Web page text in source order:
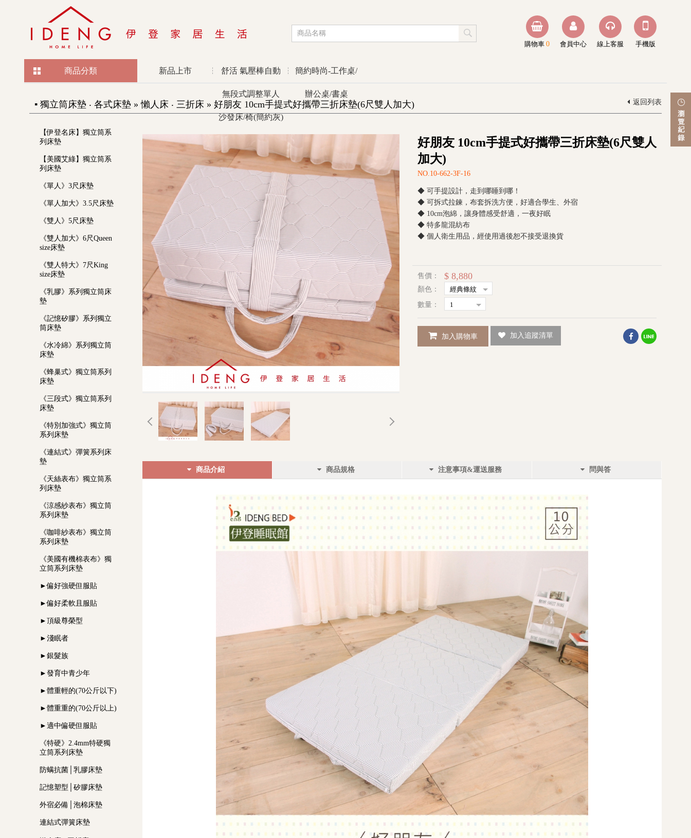
手機版
線上客服
會員中心
購物車 0
商品分類 新品上市 舒活 氣壓棒自動
無段式調整單人
沙發床/椅(簡約灰)
簡約時尚-工作桌/
辦公桌/書桌
▪ 獨立筒床墊 ‧ 各式床墊 » 懶人床 ‧ 三折床 » 好朋友 10cm手提式好攜帶三折床墊(6尺雙人加大) 返回列表
【伊登名床】獨立筒系
列床墊
【美國艾綠】獨立筒系
列床墊
《單人》3尺床墊
《單人加大》3.5尺床墊
《雙人》5尺床墊
《雙人加大》6尺Queen
size床墊
《雙人特大》7尺King
size床墊
《乳膠》系列獨立筒床
墊
《記憶矽膠》系列獨立
筒床墊
《水冷綿》系列獨立筒
床墊
《蜂巢式》獨立筒系列
床墊
《三段式》獨立筒系列
床墊
《特別加強式》獨立筒
系列床墊
《連結式》彈簧系列床
墊
《天絲表布》獨立筒系
列床墊
《涼感紗表布》獨立筒
系列床墊
《咖啡紗表布》獨立筒
系列床墊
《美國有機棉表布》獨
立筒系列床墊
►偏好強硬但服貼
►偏好柔軟且服貼
►頂級尊榮型
►淺眠者
►銀髮族
►發育中青少年
►體重輕的(70公斤以下)
►體重重的(70公斤以上)
►適中偏硬但服貼
《特硬》2.4mm特硬獨
立筒系列床墊
防螨抗菌│乳膠床墊
記憶塑型│矽膠床墊
外宿必備│泡棉床墊
連結式彈簧床墊
好朋友 10cm手提式好攜帶三折床墊(6尺雙人
加大)
NO.10-662-3F-16
◆ 可手提設計，走到哪睡到哪！
◆ 可拆式拉鍊，布套拆洗方便，好適合學生、外宿
◆ 10cm泡綿，讓身體感受舒適，一夜好眠
◆ 特多龍混紡布
◆ 個人衛生用品，經使用過後恕不接受退換貨
售價： $ 8,880
顏色：
數量：
加入購物車 加入追蹤清單
商品介紹 商品規格 注意事項&運送服務 問與答